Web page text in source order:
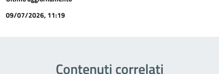
09/07/2026, 11:19
Contenuti correlati